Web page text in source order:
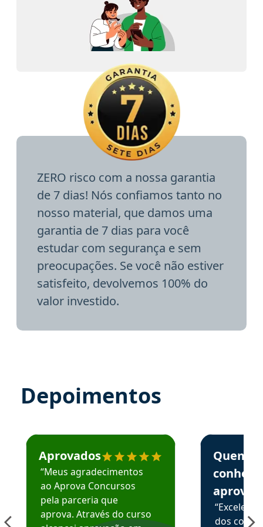
ZERO risco com a nossa garantia
de 7 dias! Nós confiamos tanto no
nosso material, que damos uma
garantia de 7 dias para você
estudar com segurança e sem
preocupações. Se você não estiver
satisfeito, devolvemos 100% do
valor investido.
Depoimentos
Estudante José recomenda o Aprova Concursos em
Aprovados
“Meus agradecimentos
ao Aprova Concursos
pela parceria que
aprova. Através do curso
Estudante
Quem
aprova
dos